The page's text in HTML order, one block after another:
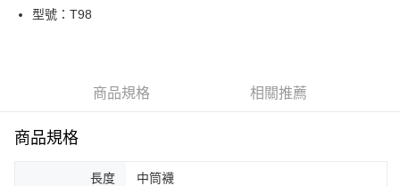
免運費
付款後7-11取貨(免運)
型號：T98
商品規格 相關推薦
商品規格
長度 中筒襪